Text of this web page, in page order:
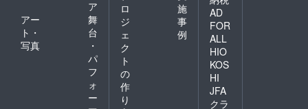
ア
アー
ト・
写真
舞
台
・
パ
フ
ォ
ー
ロ
ジ
ェ
ク
ト
の
作
り
施
事
例
AD
FOR
ALL
HIO
KOS
HI
JFA
クラ